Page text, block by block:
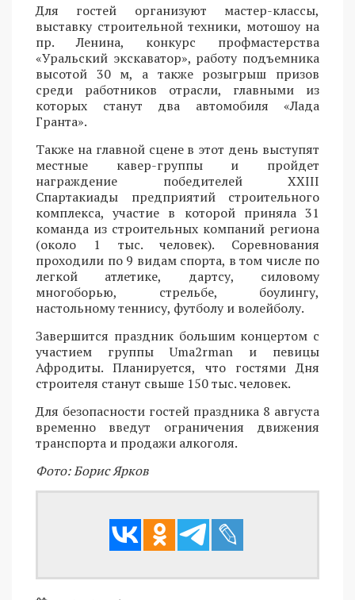
Для гостей организуют мастер-классы,
выставку строительной техники, мотошоу на
пр. Ленина, конкурс профмастерства
«Уральский экскаватор», работу подъемника
высотой 30 м, а также розыгрыш призов
среди работников отрасли, главными из
которых станут два автомобиля «Лада
Гранта».
Также на главной сцене в этот день выступят
местные кавер-группы и пройдет
награждение победителей XXIII
Спартакиады предприятий строительного
комплекса, участие в которой приняла 31
команда из строительных компаний региона
(около 1 тыс. человек). Соревнования
проходили по 9 видам спорта, в том числе по
легкой атлетике, дартсу, силовому
многоборью, стрельбе, боулингу,
настольному теннису, футболу и волейболу.
Завершится праздник большим концертом с
участием группы Uma2rman и певицы
Афродиты. Планируется, что гостями Дня
строителя станут свыше 150 тыс. человек.
Для безопасности гостей праздника 8 августа
временно введут ограничения движения
транспорта и продажи алкоголя.
Фото: Борис Ярков